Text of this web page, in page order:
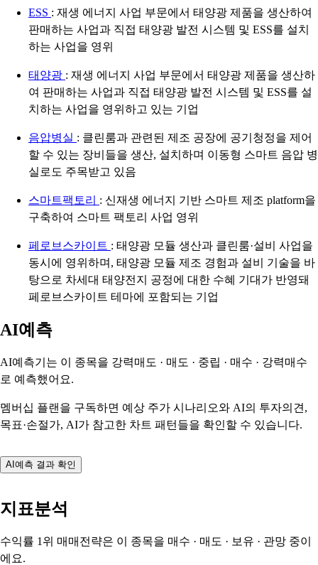
ESS : 재생 에너지 사업 부문에서 태양광 제품을 생산하여
판매하는 사업과 직접 태양광 발전 시스템 및 ESS를 설치
하는 사업을 영위
태양광 : 재생 에너지 사업 부문에서 태양광 제품을 생산하
여 판매하는 사업과 직접 태양광 발전 시스템 및 ESS를 설
치하는 사업을 영위하고 있는 기업
음압병실 : 클린룸과 관련된 제조 공장에 공기청정을 제어
할 수 있는 장비들을 생산, 설치하며 이동형 스마트 음압 병
실로도 주목받고 있음
스마트팩토리 : 신재생 에너지 기반 스마트 제조 platform을
구축하여 스마트 팩토리 사업 영위
페로브스카이트 : 태양광 모듈 생산과 클린룸·설비 사업을
동시에 영위하며, 태양광 모듈 제조 경험과 설비 기술을 바
탕으로 차세대 태양전지 공정에 대한 수혜 기대가 반영돼
페로브스카이트 테마에 포함되는 기업
AI예측
AI예측기는 이 종목을 강력매도 · 매도 · 중립 · 매수 · 강력매수
로 예측했어요.
멤버십 플랜을 구독하면 예상 주가 시나리오와 AI의 투자의견,
목표·손절가, AI가 참고한 차트 패턴들을 확인할 수 있습니다.
AI예측 결과 확인
지표분석
수익률 1위 매매전략은 이 종목을 매수 · 매도 · 보유 · 관망 중이
에요.